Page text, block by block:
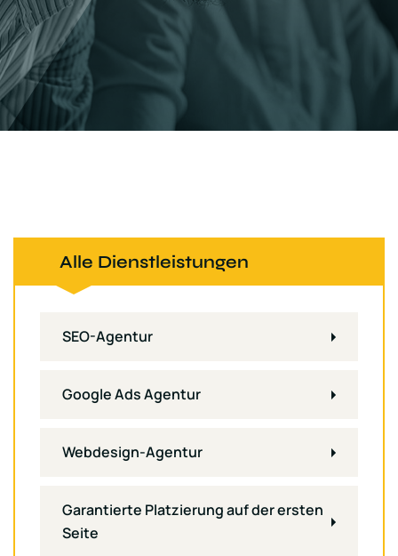
Alle Dienstleistungen
SEO-Agentur
Google Ads Agentur
Webdesign-Agentur
Garantierte Platzierung auf der ersten
Seite